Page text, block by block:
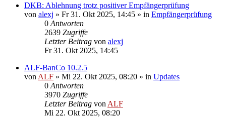
DKB: Ablehnung trotz positiver Empfängerprüfung
von alexj » Fr 31. Okt 2025, 14:45 » in Empfängerprüfung
0 Antworten
2639 Zugriffe
Letzter Beitrag von alexj
Fr 31. Okt 2025, 14:45
ALF-BanCo 10.2.5
von ALF » Mi 22. Okt 2025, 08:20 » in Updates
0 Antworten
3970 Zugriffe
Letzter Beitrag von ALF
Mi 22. Okt 2025, 08:20